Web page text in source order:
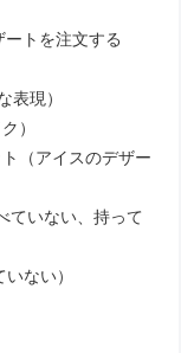
トを注文する
表現）
）
（アイスのデザー
ていない、持って
ない）